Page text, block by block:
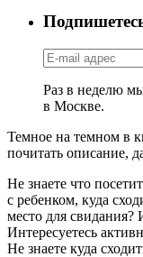
Раз в неделю
в Москве.
Темное на темном в
почитать описание,
Не знаете что
с ребенком, куда
место для свидания?
Интересуетесь
Не знаете куда